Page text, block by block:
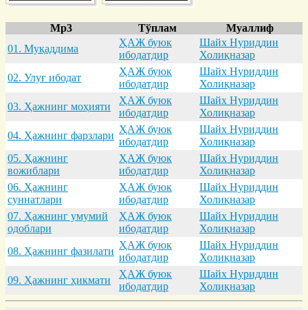
Mp3 Тўплам
Муаллиф
01. Муқaддимa
ҲАЖ буюк
ибодатдир
Шайх Нуриддин
Холиқназар
02. Улуғ ибодaт
ҲАЖ буюк
ибодатдир
Шайх Нуриддин
Холиқназар
03. Ҳaжнинг моҳияти
ҲАЖ буюк
ибодатдир
Шайх Нуриддин
Холиқназар
04. Ҳaжнинг фaрзлaри
ҲАЖ буюк
ибодатдир
Шайх Нуриддин
Холиқназар
05. Ҳaжнинг
вожиблaри
ҲАЖ буюк
ибодатдир
Шайх Нуриддин
Холиқназар
06. Ҳaжнинг
суннaтлaри
ҲАЖ буюк
ибодатдир
Шайх Нуриддин
Холиқназар
07. Ҳaжнинг умумий
одоблaри
ҲАЖ буюк
ибодатдир
Шайх Нуриддин
Холиқназар
08. Ҳaжнинг фaзилaти
ҲАЖ буюк
ибодатдир
Шайх Нуриддин
Холиқназар
09. Ҳaжнинг ҳикмaти
ҲАЖ буюк
ибодатдир
Шайх Нуриддин
Холиқназар